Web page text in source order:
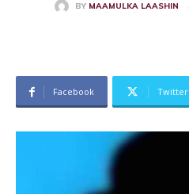
BY MAAMULKA LAASHIN
Facebook Twitter